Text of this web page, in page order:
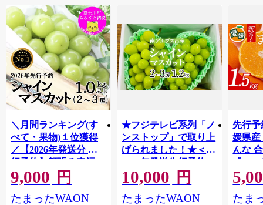
＼月間ランキング(す
べて・果物)１位獲得
／【2026年発送分 先
行予約】頬張る幸福
感 〜緑の宝石・ シ
ャインマスカット 〜
１ｋｇ以上（２〜３
9,000 円
たまったWAON
★フジテレビ系列「ノ
ンストップ」で取り上
げられました！★＜
2026年発送先行予約＞
南アルプス市産シャイ
ンマスカット1.2kg以
上（2～3房） クール
10,000 円
たまったWAON
先行予
媛県産
んな
『
出荷
ご自宅
マド
たま